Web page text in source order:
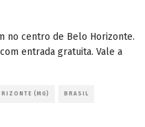
no centro de Belo Horizonte.
entrada gratuita. Vale a
(MG) BRASIL